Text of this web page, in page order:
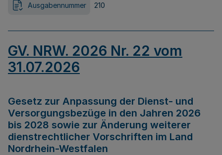
Ausgabennummer 210
GV. NRW. 2026 Nr. 22 vom
31.07.2026
Gesetz zur Anpassung der Dienst- und
Versorgungsbezüge in den Jahren 2026
bis 2028 sowie zur Änderung weiterer
dienstrechtlicher Vorschriften im Land
Nordrhein-Westfalen